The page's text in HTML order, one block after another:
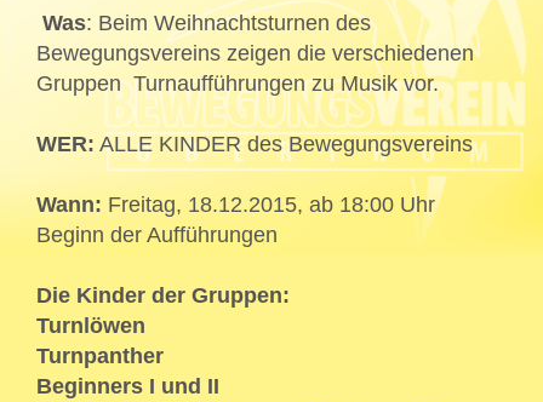
Was: Beim Weihnachtsturnen des
Bewegungsvereins zeigen die verschiedenen
Gruppen Turnaufführungen zu Musik vor.
WER: ALLE KINDER des Bewegungsvereins
Wann: Freitag, 18.12.2015, ab 18:00 Uhr
Beginn der Aufführungen
Die Kinder der Gruppen:
Turnlöwen
Turnpanther
Beginners I und II